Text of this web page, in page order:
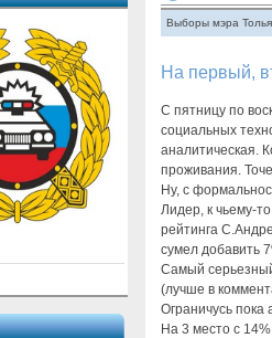
Выборы мэра
На первый,
С пятницу по
социальных
аналитическая.
проживания.
Ну, с
Лидер, к чьему-
рейтинга
сумел добавить
Самый
(лучше в
Ограничусь
На 3 место с